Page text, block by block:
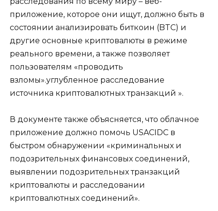
приложение, которое они ищут, должно быть в
состоянии анализировать биткоин (BTC) и
другие основные криптовалюты в режиме
реального времени, а также позволяет
пользователям «проводить
взломы».углубленное расследование
источника криптовалютных транзакций ».
В документе также объясняется, что облачное
приложение должно помочь USACIDC в ​​
быстром обнаружении «криминальных и
подозрительных финансовых соединений,
выявлении подозрительных транзакций
криптовалюты и расследовании
криптовалютных соединений».